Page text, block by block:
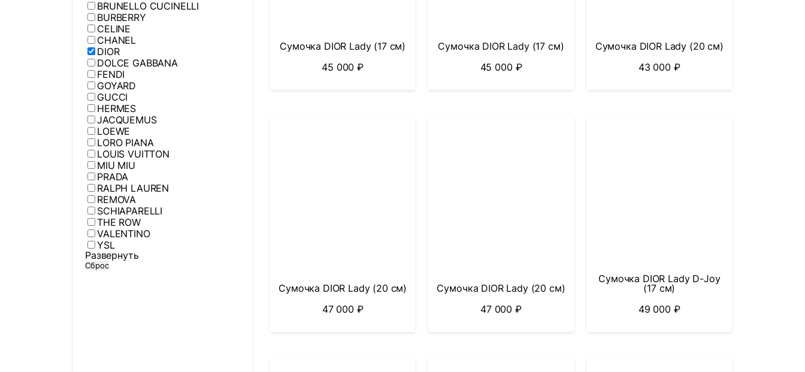
BRUNELLO CUCINELLI
BURBERRY
CELINE
CHANEL
DIOR
DOLCE GABBANA
FENDI
GOYARD
GUCCI
HERMES
JACQUEMUS
LOEWE
LORO PIANA
LOUIS VUITTON
MIU MIU
PRADA
RALPH LAUREN
REMOVA
SCHIAPARELLI
THE ROW
VALENTINO
YSL
Развернуть
Сброс
Сумочка DIOR Lady (17 см)
45 000₽
Сумочка DIOR Lady (17 см)
45 000 ₽
Сумочка DIOR Lady (20 см)
43 000 ₽
Сумочка DIOR Lady (20 см)
47 000 ₽
Сумочка DIOR Lady (20 см)
47 000₽
Сумочка DIOR Lady D-Joy
(17 см)
49 000 ₽